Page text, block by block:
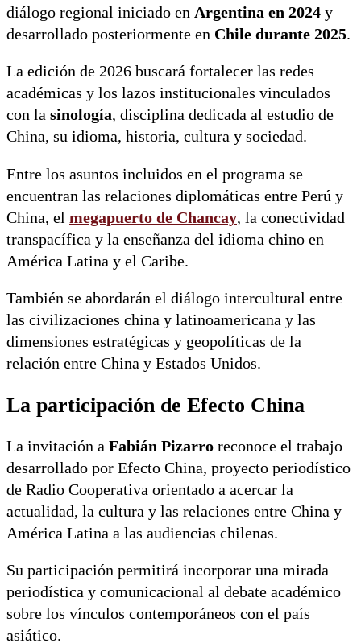
diálogo regional iniciado en Argentina en 2024 y
desarrollado posteriormente en Chile durante 2025.
La edición de 2026 buscará fortalecer las redes
académicas y los lazos institucionales vinculados
con la sinología, disciplina dedicada al estudio de
China, su idioma, historia, cultura y sociedad.
Entre los asuntos incluidos en el programa se
encuentran las relaciones diplomáticas entre Perú y
China, el megapuerto de Chancay, la conectividad
transpacífica y la enseñanza del idioma chino en
América Latina y el Caribe.
También se abordarán el diálogo intercultural entre
las civilizaciones china y latinoamericana y las
dimensiones estratégicas y geopolíticas de la
relación entre China y Estados Unidos.
La participación de Efecto China
La invitación a Fabián Pizarro reconoce el trabajo
desarrollado por Efecto China, proyecto periodístico
de Radio Cooperativa orientado a acercar la
actualidad, la cultura y las relaciones entre China y
América Latina a las audiencias chilenas.
Su participación permitirá incorporar una mirada
periodística y comunicacional al debate académico
sobre los vínculos contemporáneos con el país
asiático.